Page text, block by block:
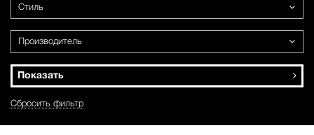
Стиль
Производитель
Показать
Сбросить фильтр